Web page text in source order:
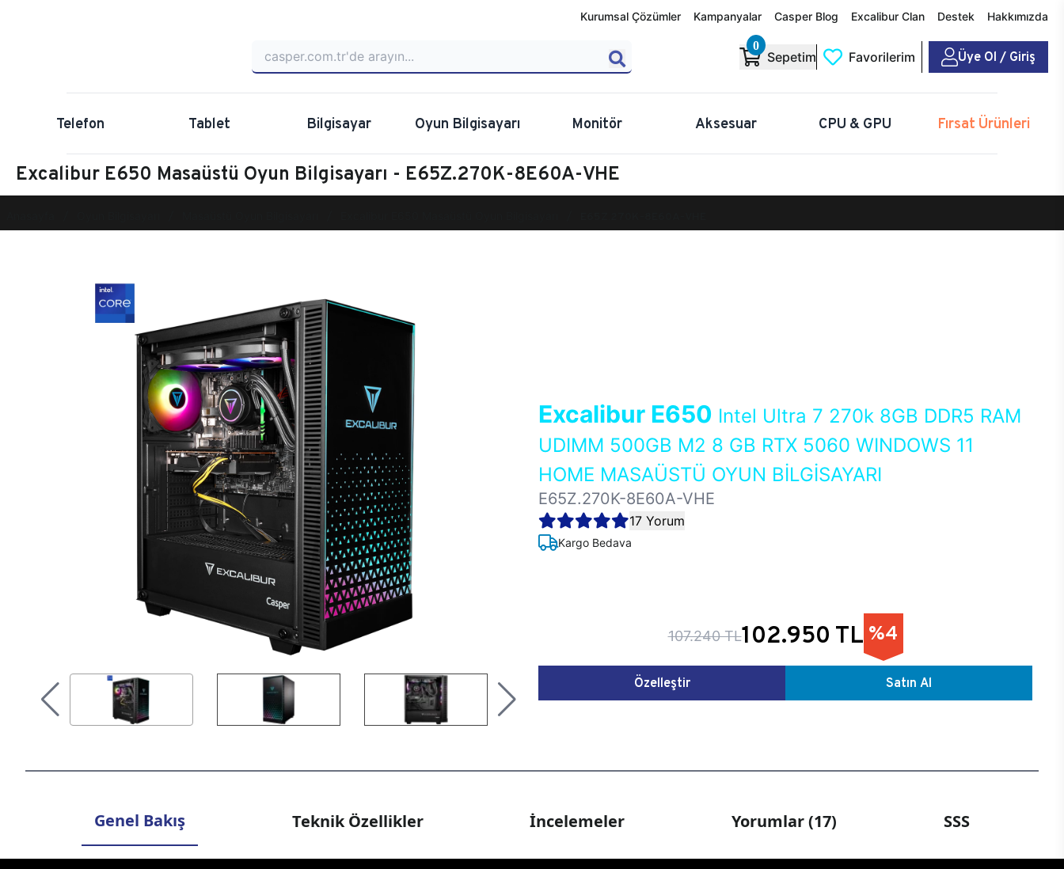
Kurumsal Çözümler Kampanyalar Casper Blog Excalibur Clan Destek Hakkımızda
0
Sepetim Favorilerim Üye Ol / Giriş
Telefon Tablet Bilgisayar Oyun Bilgisayarı Monitör Aksesuar CPU & GPU Fırsat Ürünleri
Excalibur E650 Masaüstü Oyun Bilgisayarı - E65Z.270K-8E60A-VHE
Excalibur E650 Intel Ultra 7 270k 8GB DDR5 RAM
UDIMM 500GB M2 8 GB RTX 5060 WINDOWS 11
HOME MASAÜSTÜ OYUN BİLGİSAYARI
E65Z.270K-8E60A-VHE
17 Yorum
Kargo Bedava
107.240 TL102.950 TL %4
Özelleştir Satın Al
Genel Bakış Teknik Özellikler İncelemeler Yorumlar (17) SSS